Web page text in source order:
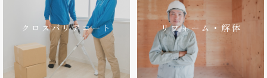
クロスバリアコート リフォーム・解体